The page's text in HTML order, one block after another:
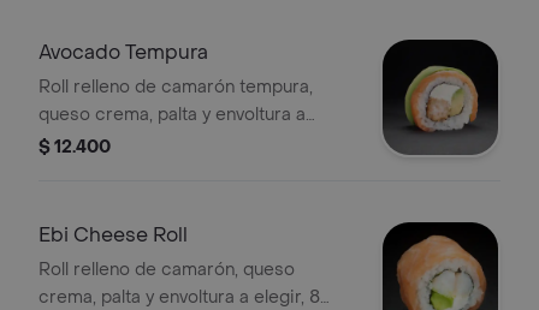
Avocado Tempura
Roll relleno de camarón tempura,
queso crema, palta y envoltura a
elegir, 8 porciones.
$ 12.400
Ebi Cheese Roll
Roll relleno de camarón, queso
crema, palta y envoltura a elegir, 8